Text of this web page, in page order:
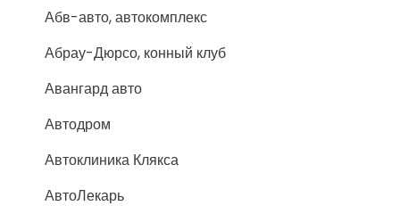
Абв-авто, автокомплекс
Абрау-Дюрсо, конный клуб
Авангард авто
Автодром
Автоклиника Клякса
АвтоЛекарь